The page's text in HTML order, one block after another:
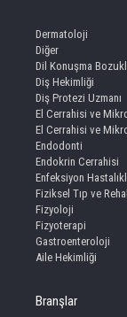
Dermatoloji
Diğer
Dil Konuşma
Diş Hekimliği
Diş Protezi Uzmanı
El Cerrahisi ve
El Cerrahisi ve
Endodonti
Endokrin Cerrahisi
Enfeksiyon
Fiziksel Tıp ve
Fizyoloji
Fizyoterapi
Gastroenteroloji
Aile Hekimliği
Branşlar